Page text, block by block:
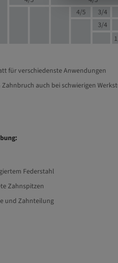
4/5 3/4
3/4
für verschiedenste Anwendungen
auch bei schwierigen
Federstahl
Zahnspitzen
und Zahnteilung